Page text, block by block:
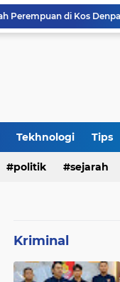
Tekhnologi Tips
politik sejarah
Kriminal